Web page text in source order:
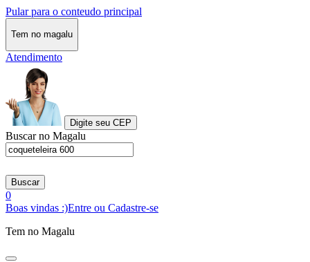
Pular para o conteudo principal
Tem no magalu
Atendimento
Digite seu CEP
Buscar no Magalu
Buscar
0
Boas vindas :)Entre ou Cadastre-se
Tem no Magalu